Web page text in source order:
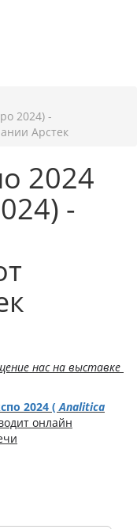
2024) -
Арстек
2024
-
нас на выставке
2024 (Analitica
онлайн